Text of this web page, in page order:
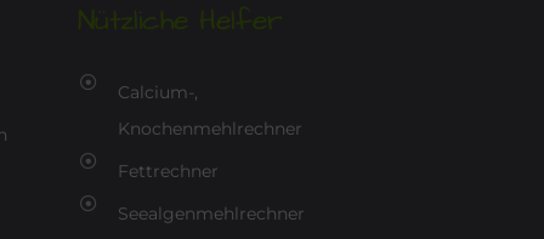
Nützliche Helfer
Calcium-,
Knochenmehlrechner
Fettrechner
Seealgenmehlrechner